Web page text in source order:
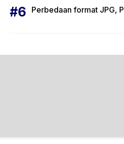
Perbedaan format JPG,